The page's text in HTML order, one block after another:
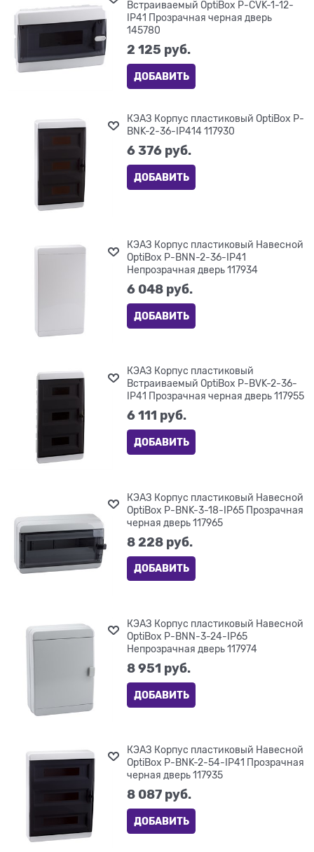
Встраиваемый OptiBox P-CVK-1-12-
IP41 Прозрачная черная дверь
145780
2 125 руб.
ДОБАВИТЬ
КЭАЗ Корпус пластиковый OptiBox P-
BNK-2-36-IP414 117930
6 376 руб.
ДОБАВИТЬ
КЭАЗ Корпус пластиковый Навесной
OptiBox P-BNN-2-36-IP41
Непрозрачная дверь 117934
6 048 руб.
ДОБАВИТЬ
КЭАЗ Корпус пластиковый
Встраиваемый OptiBox P-BVK-2-36-
IP41 Прозрачная черная дверь 117955
6 111 руб.
ДОБАВИТЬ
КЭАЗ Корпус пластиковый Навесной
OptiBox P-BNK-3-18-IP65 Прозрачная
черная дверь 117965
8 228 руб.
ДОБАВИТЬ
КЭАЗ Корпус пластиковый Навесной
OptiBox P-BNN-3-24-IP65
Непрозрачная дверь 117974
8 951 руб.
ДОБАВИТЬ
КЭАЗ Корпус пластиковый Навесной
OptiBox P-BNK-2-54-IP41 Прозрачная
черная дверь 117935
8 087 руб.
ДОБАВИТЬ